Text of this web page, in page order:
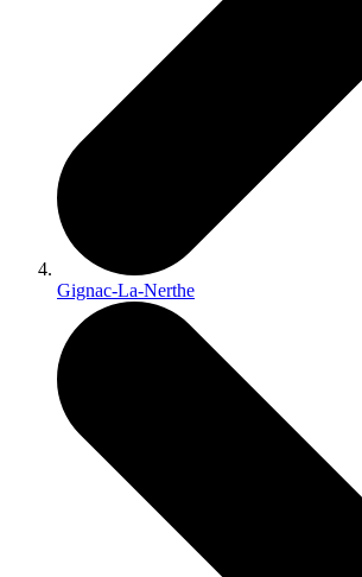
Gignac-La-Nerthe